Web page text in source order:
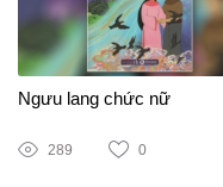
Ngưu lang chức nữ
289 0